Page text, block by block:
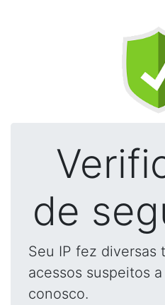
de
Seu IP fez diversas
acessos suspeitos
conosco.